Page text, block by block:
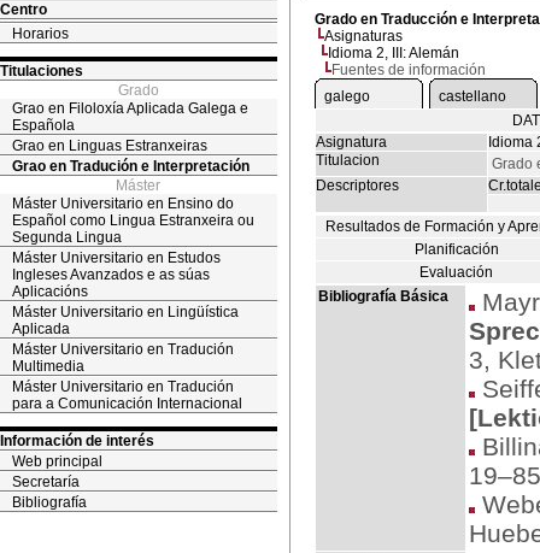
Centro
Horarios
Titulaciones
Grado
Grao en Filoloxía Aplicada Galega e
Española
Grao en Linguas Estranxeiras
Grao en Tradución e Interpretación
Máster
Máster Universitario en Ensino do
Español como Lingua Estranxeira ou
Segunda Lingua
Máster Universitario en Estudos
Ingleses Avanzados e as súas
Aplicacións
Máster Universitario en Lingüística
Aplicada
Máster Universitario en Tradución
Multimedia
Máster Universitario en Tradución
para a Comunicación Internacional
Información de interés
Web principal
Secretaría
Bibliografía
Grado en Traducción e
Asignaturas
Idioma 2, III: Alemán
Fuentes de información
galego
castellano
Asignatura
Idioma
Titulacion
Grado
Descriptores
Resultados de Formación y
Planificación
Evaluación
Bibliografía Básica
3,